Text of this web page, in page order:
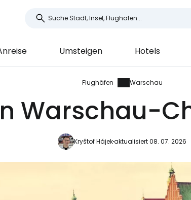
Umsteigen Hotels
Flughäfen Warschau
Warschau-
Kryštof Hájekaktualisiert 08. 07. 2026